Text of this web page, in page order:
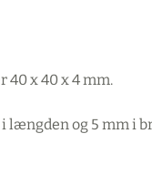
40 x 40 x 4 mm.
og 5 mm i